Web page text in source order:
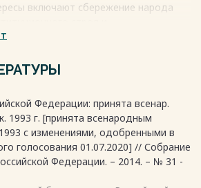
включают сбережение народа
Российской Федерации,
и защиту прав граждан и
Федерации: принята всенар.
1993 г. [принята всенародным
с изменениями, одобренными в
голосования 01.07.2020] // Собрание
Федерации. – 2014. – № 31 -